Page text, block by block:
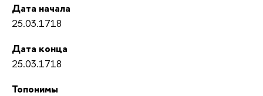
Дата начала
25.03.1718
Дата конца
25.03.1718
Топонимы